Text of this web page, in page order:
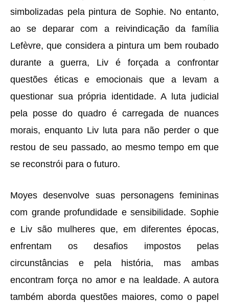
simbolizadas pela pintura de Sophie. No entanto,
ao se deparar com a reivindicação da família
Lefèvre, que considera a pintura um bem roubado
durante a guerra, Liv é forçada a confrontar
questões éticas e emocionais que a levam a
questionar sua própria identidade. A luta judicial
pela posse do quadro é carregada de nuances
morais, enquanto Liv luta para não perder o que
restou de seu passado, ao mesmo tempo em que
se reconstrói para o futuro.
Moyes desenvolve suas personagens femininas
com grande profundidade e sensibilidade. Sophie
e Liv são mulheres que, em diferentes épocas,
enfrentam os desafios impostos pelas
circunstâncias e pela história, mas ambas
encontram força no amor e na lealdade. A autora
também aborda questões maiores, como o papel